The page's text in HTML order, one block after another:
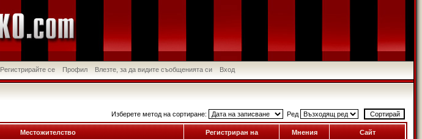
Регистрирайте се Профил Влезте, за да видите съобщенията си Вход
Изберете метод на сортиране: Ред
Местожителство Регистриран на Мнения Сайт